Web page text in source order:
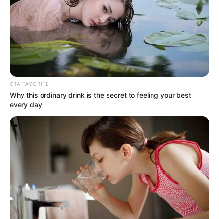
–
Keluarga
Ayah: –
Ibu: Anna Ferreira
Saudara Laki-laki: –
Saudara Perempuan: –
Pacar
Tidak diketahui pasti berapa total kekayaan Farahdiba Ferreira,
kekayaannya berasal dari kariernya sebagai aktris, presenter,
model.
CTA FAVORITE
Why this ordinary drink is the secret to feeling your best
every day